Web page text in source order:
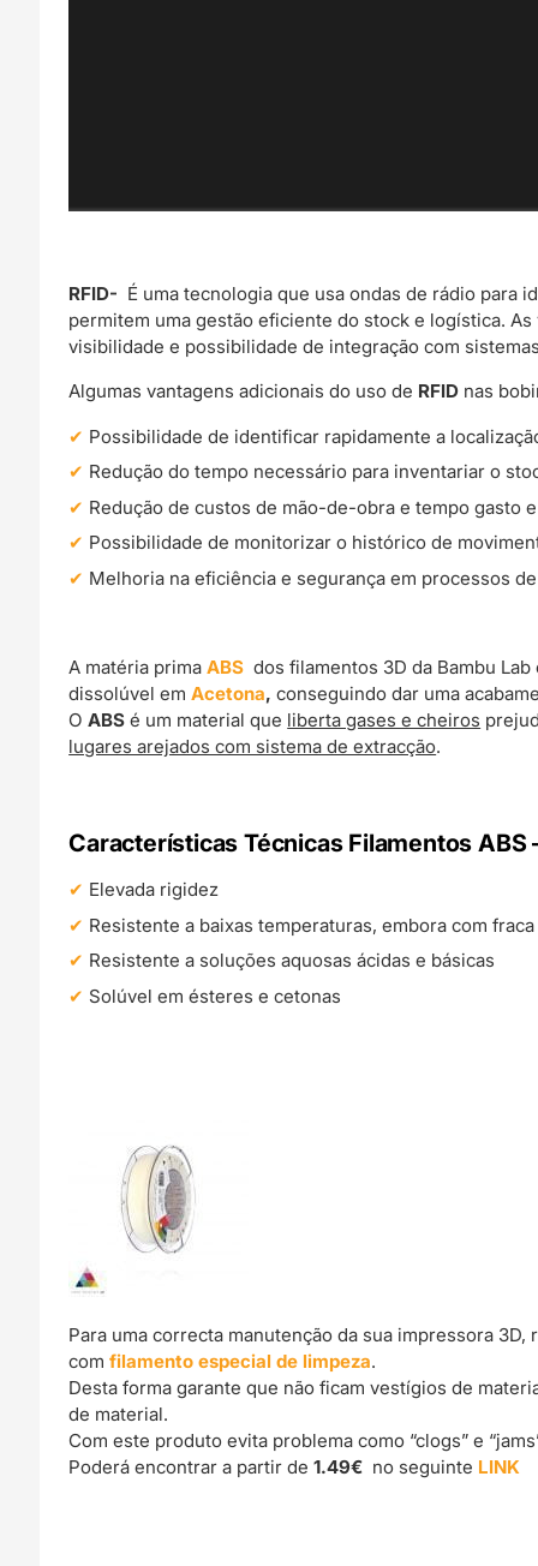
RFID- É uma tecnologia que usa ondas de rádio para
permitem uma gestão eficiente do stock e logística.
visibilidade e possibilidade de integração com
Algumas vantagens adicionais do uso de RFID nas
Possibilidade de identificar rapidamente a
Redução do tempo necessário para inventariar o
Redução de custos de mão-de-obra e tempo gasto
Possibilidade de monitorizar o histórico de
Melhoria na eficiência e segurança em processos
A matéria primaABS dos filamentos 3D da Bambu Lab
dissolúvel emAcetona,conseguindo dar uma
OABS é um material que liberta gases e cheiros
lugares arejados com sistema de extracção.
Características Técnicas Filamentos ABS
Elevada rigidez
Resistente a baixas temperaturas, embora com
Resistente a soluções aquosas ácidas e básicas
Solúvel em ésteres e cetonas
Para uma correcta manutenção da sua impressora
com filamento especial de limpeza.
Desta forma garante que não ficam vestígios de
de material.
Com este produto evita problema como “clogs” e
Poderá encontrar a partir de1.49€ no seguinte LINK